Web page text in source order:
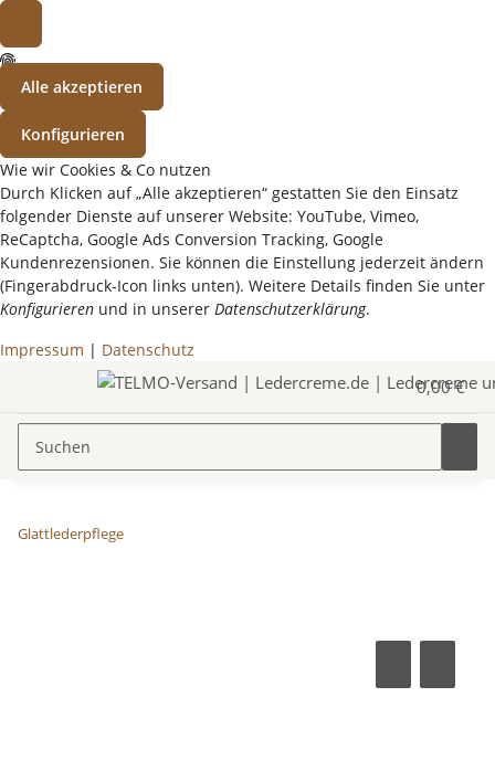
Alle akzeptieren
Konfigurieren
Wie wir Cookies & Co nutzen
Durch Klicken auf „Alle akzeptieren“ gestatten Sie den Einsatz
folgender Dienste auf unserer Website: YouTube, Vimeo,
ReCaptcha, Google Ads Conversion Tracking, Google
Kundenrezensionen. Sie können die Einstellung jederzeit ändern
(Fingerabdruck-Icon links unten). Weitere Details finden Sie unter
Konfigurieren und in unserer Datenschutzerklärung.
Impressum | Datenschutz
0,00 €
Glattlederpflege